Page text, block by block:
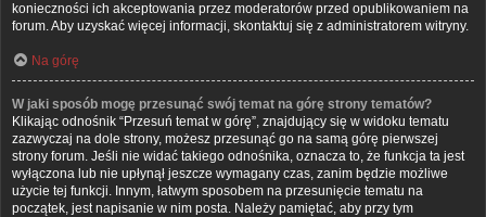
konieczności ich akceptowania przez moderatorów przed opublikowaniem na
forum. Aby uzyskać więcej informacji, skontaktuj się z administratorem witryny.
Na górę
W jaki sposób mogę przesunąć swój temat na górę strony tematów?
Klikając odnośnik “Przesuń temat w górę”, znajdujący się w widoku tematu
zazwyczaj na dole strony, możesz przesunąć go na samą górę pierwszej
strony forum. Jeśli nie widać takiego odnośnika, oznacza to, że funkcja ta jest
wyłączona lub nie upłynął jeszcze wymagany czas, zanim będzie możliwe
użycie tej funkcji. Innym, łatwym sposobem na przesunięcie tematu na
początek, jest napisanie w nim posta. Należy pamiętać, aby przy tym